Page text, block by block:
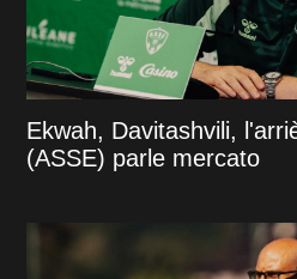
Ekwah, Davitashvili,
(ASSE) parle mercato